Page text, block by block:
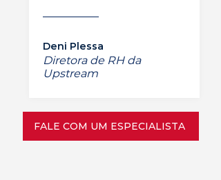
Deni Plessa
Diretora de RH da
Upstream
FALE COM UM ESPECIALISTA